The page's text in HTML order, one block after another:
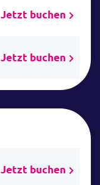
Jetzt buchen
Jetzt buchen
Jetzt buchen